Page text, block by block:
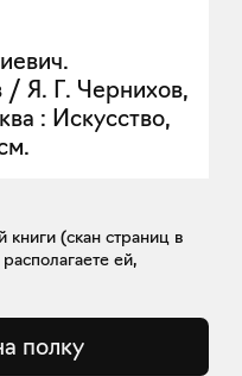
Я. Г. Чернихов,
: Искусство,
(скан страниц в
ей,
полку